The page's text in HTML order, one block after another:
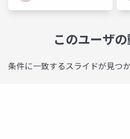
このユーザ
条件に一致するスライドが見つ